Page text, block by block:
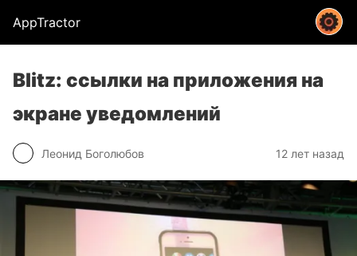
AppTractor
Blitz: ссылки на приложения на
экране уведомлений
Леонид Боголюбов 12 лет назад